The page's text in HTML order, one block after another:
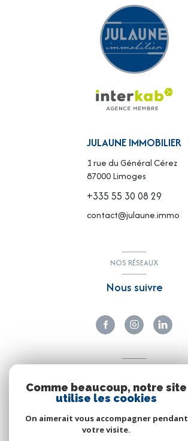
JULAUNE IMMOBILIER
1 rue du Général Cérez
87000Limoges
+335 55 30 08 29
contact@julaune.immo
NOS RÉSEAUX
Nous suivre
Nous adhérons
Comme beaucoup, notre site
utilise les cookies
On aimerait vous accompagner pendant
votre visite.